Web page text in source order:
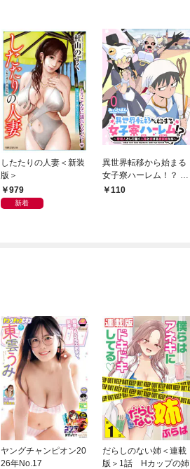
したたりの人妻＜新装
版＞
979
新着
異世界転移から始まる
女子寮ハーレム！？ ～
管理人として働く人間
110
ヤングチャンピオン20
26年No.17
だらしのない姉＜連載
版＞1話 Hカップの姉